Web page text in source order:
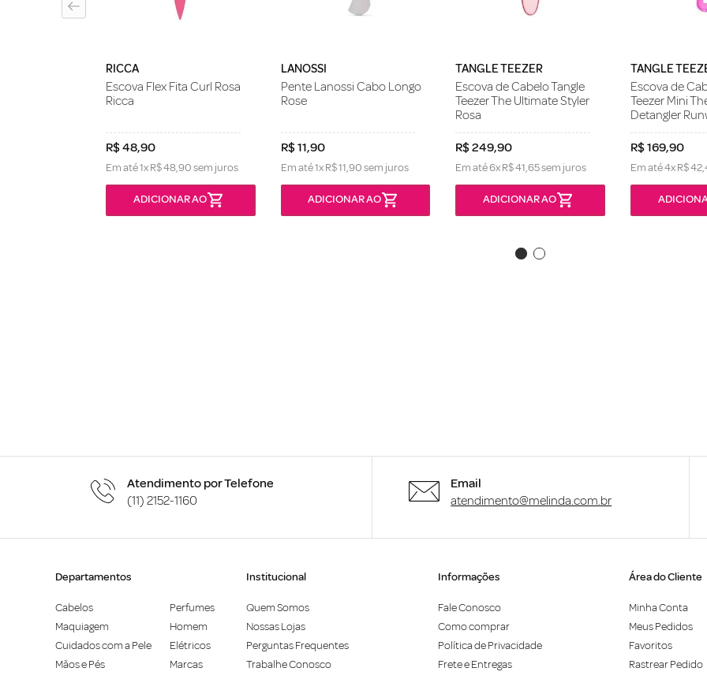
RICCA
Escova Flex Fita Curl Rosa
Ricca
R$48,90
Em até1xR$48,90sem juros
ADICIONAR AO
LANOSSI
Pente Lanossi Cabo Longo
Rose
R$11,90
Em até1xR$11,90sem juros
ADICIONAR AO
TANGLE TEEZER
Escova de Cabelo Tangle
Teezer The Ultimate Styler
Rosa
R$249,90
Em até6xR$41,65sem juros
ADICIONAR AO
TANGLE
Escova de
Teezer Mini
Detangler
R$169,90
Em até4xR$42,
Atendimento por Telefone
(11) 2152-1160
Email
atendimento@melinda.com.br
Departamentos
Cabelos
Maquiagem
Cuidados com a Pele
Mãos e Pés
Perfumes
Homem
Elétricos
Marcas
Institucional
Quem Somos
Nossas Lojas
Perguntas Frequentes
Trabalhe Conosco
Informações
Fale Conosco
Como comprar
Política de Privacidade
Frete e Entregas
Área do Cliente
Minha Conta
Meus Pedidos
Favoritos
Rastrear Pedido